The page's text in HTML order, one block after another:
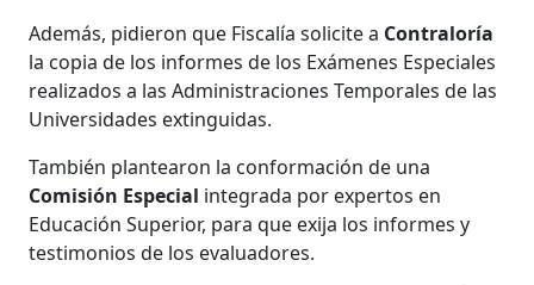
Además, pidieron que Fiscalía solicite a Contraloría
la copia de los informes de los Exámenes Especiales
realizados a las Administraciones Temporales de las
Universidades extinguidas.
También plantearon la conformación de una
Comisión Especial integrada por expertos en
Educación Superior, para que exija los informes y
testimonios de los evaluadores.